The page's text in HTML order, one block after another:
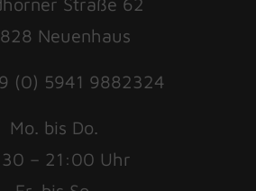
Neuenhaus
(0) 5941 9882324
Mo. bis Do.
– 21:00 Uhr